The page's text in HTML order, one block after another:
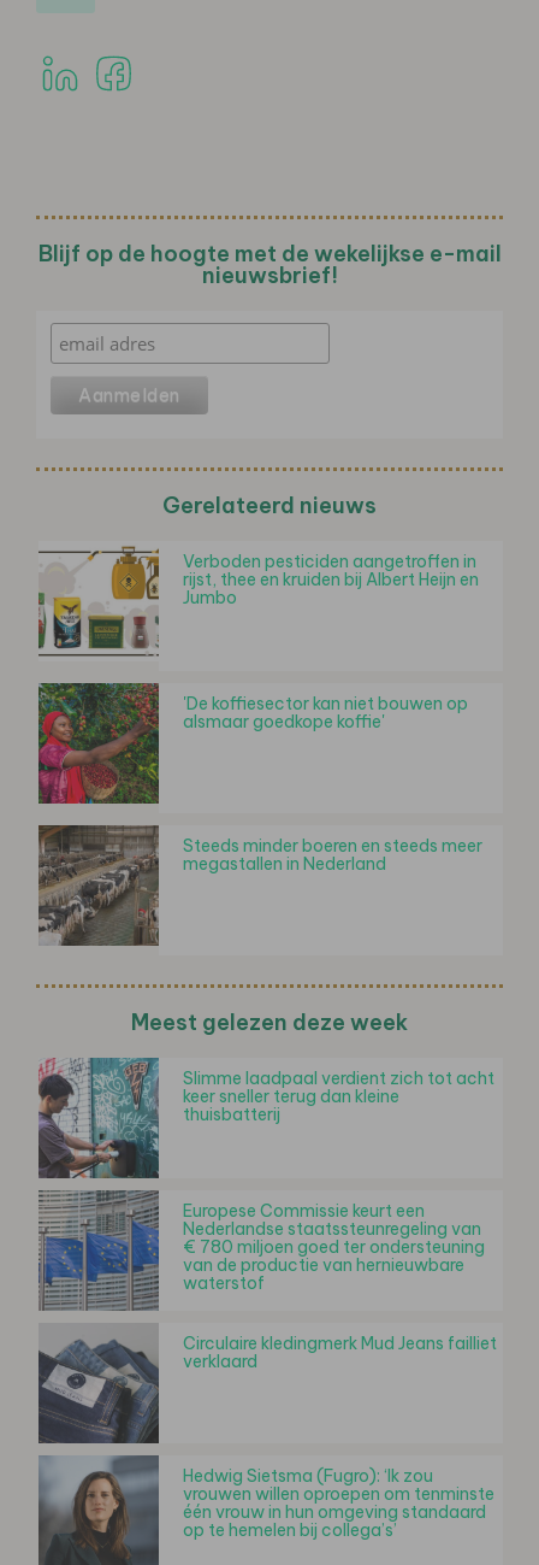
Blijf op de hoogte met de wekelijkse e-mail
nieuwsbrief!
Gerelateerd nieuws
Verboden pesticiden aangetroffen in
rijst, thee en kruiden bij Albert Heijn en
Jumbo
'De koffiesector kan niet bouwen op
alsmaar goedkope koffie'
Steeds minder boeren en steeds meer
megastallen in Nederland
Meest gelezen deze week
Slimme laadpaal verdient zich tot acht
keer sneller terug dan kleine
thuisbatterij
Europese Commissie keurt een
Nederlandse staatssteunregeling van
€ 780 miljoen goed ter ondersteuning
van de productie van hernieuwbare
waterstof
Circulaire kledingmerk Mud Jeans failliet
verklaard
Hedwig Sietsma (Fugro): ‘Ik zou
vrouwen willen oproepen om tenminste
één vrouw in hun omgeving standaard
op te hemelen bij collega’s’